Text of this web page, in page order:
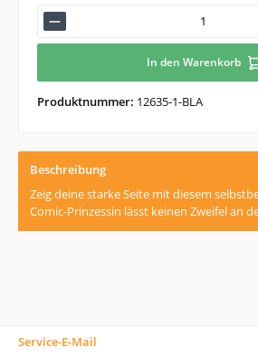
In den Warenkorb
Produktnummer: 12635-1-BLA
Beschreibung
Zeig deine starke Seite mit diesem
Comic-Prinzessin lässt keinen Zweifel an
Service-E-Mail